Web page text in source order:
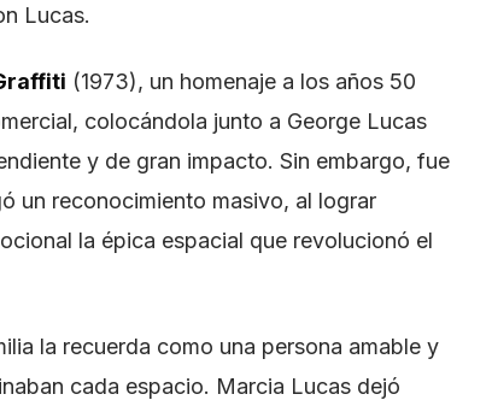
Lucas.
(1973), un homenaje a los años 50
colocándola junto a George Lucas
y de gran impacto. Sin embargo, fue
un reconocimiento masivo, al lograr
la épica espacial que revolucionó el
la recuerda como una persona amable y
cada espacio. Marcia Lucas dejó